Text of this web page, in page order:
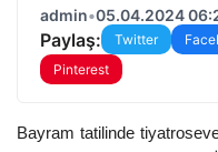
admin•05.04.2024
Paylaş: Twitter
Pinterest
Bayram tatilinde